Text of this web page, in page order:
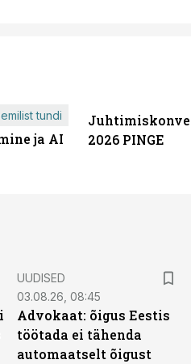
ja AI
tundi
2026 PINGE
UUDISED
03.08.26, 08:45
Advokaat: õigus Eestis
töötada ei tähenda
automaatselt õigust